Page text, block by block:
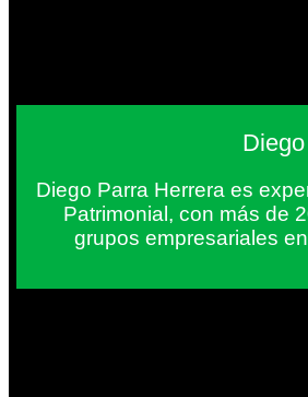
Diego Parra Herrera es
Patrimonial, con más de
grupos empresariales